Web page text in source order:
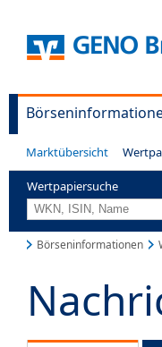
Marktübersicht
Wertpapiersuche
Börseninformationen